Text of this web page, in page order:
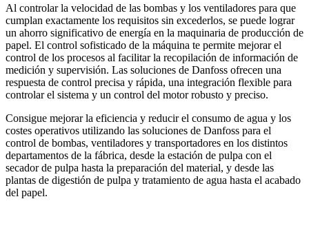
Al controlar la velocidad de las bombas y los ventiladores para que
cumplan exactamente los requisitos sin excederlos, se puede lograr
un ahorro significativo de energía en la maquinaria de producción de
papel. El control sofisticado de la máquina te permite mejorar el
control de los procesos al facilitar la recopilación de información de
medición y supervisión. Las soluciones de Danfoss ofrecen una
respuesta de control precisa y rápida, una integración flexible para
controlar el sistema y un control del motor robusto y preciso.
Consigue mejorar la eficiencia y reducir el consumo de agua y los
costes operativos utilizando las soluciones de Danfoss para el
control de bombas, ventiladores y transportadores en los distintos
departamentos de la fábrica, desde la estación de pulpa con el
secador de pulpa hasta la preparación del material, y desde las
plantas de digestión de pulpa y tratamiento de agua hasta el acabado
del papel.